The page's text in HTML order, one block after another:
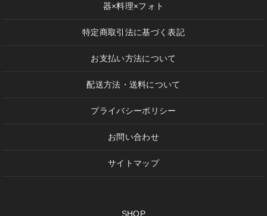
器×料理×フォト
特定商取引法に基づく表記
お支払い方法について
配送方法・送料について
プライバシーポリシー
お問い合わせ
サイトマップ
SHOP